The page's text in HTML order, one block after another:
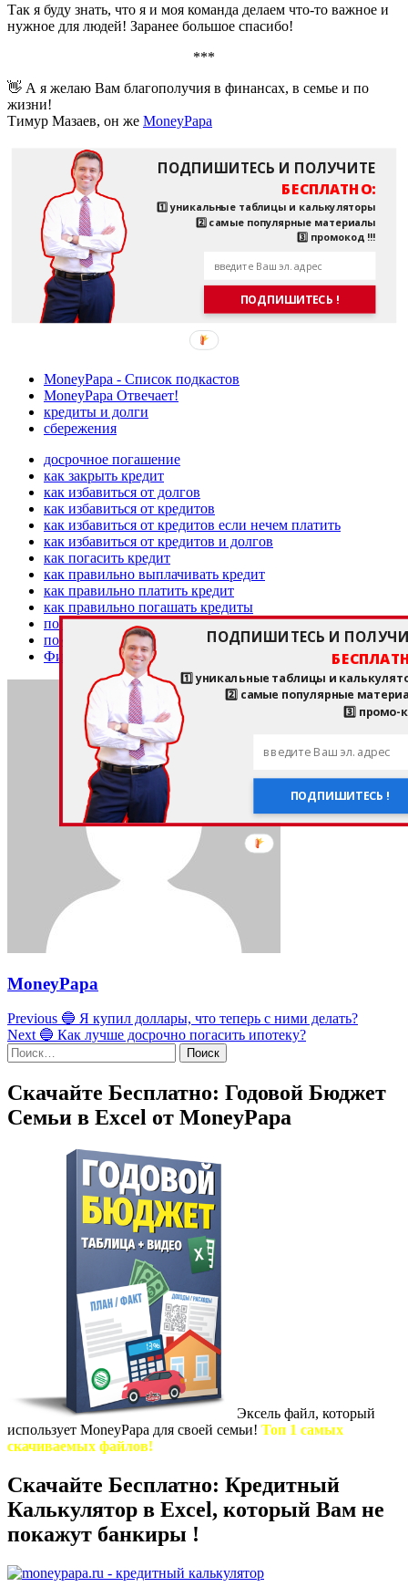
Так я буду знать, что я и моя команда делаем что-то важное и
нужное для людей! Заранее большое спасибо!
***
👋 А я желаю Вам благополучия в финансах, в семье и по
жизни!
Тимур Мазаев, он же MoneyPapa
ПОДПИШИТЕСЬ !
ПОДПИШИТЕСЬ И ПОЛУЧИТЕ
БЕСПЛАТНО:
1️⃣ уникальные таблицы и калькуляторы
2️⃣ самые популярные материалы
3️⃣ промокод !!!
MoneyPapa - Список подкастов
MoneyPapa Отвечает!
кредиты и долги
сбережения
досрочное погашение
как закрыть кредит
как избавиться от долгов
как избавиться от кредитов
как избавиться от кредитов если нечем платить
как избавиться от кредитов и долгов
как погасить кредит
как правильно выплачивать кредит
как правильно платить кредит
как правильно погашать кредиты
погасить кредит досрочно
пожарный запас
Финансовая грамотность
MoneyPapa
Post
navigation
Previous 🔵 Я купил доллары, что теперь с ними делать?
Next 🔵 Как лучше досрочно погасить ипотеку?
Найти:
Скачайте Бесплатно: Годовой Бюджет
Семьи в Excel от MoneyPapa
Эксель файл, который
использует MoneyPapa для своей семьи! Топ 1 самых
скачиваемых файлов!
Скачайте Бесплатно: Кредитный
Калькулятор в Excel, который Вам не
покажут банкиры !
ПОДПИШИТЕСЬ !
ПОДПИШИТЕСЬ И
1️⃣ уникальные таблицы и
2️⃣ самые популярные
3️⃣ промо-